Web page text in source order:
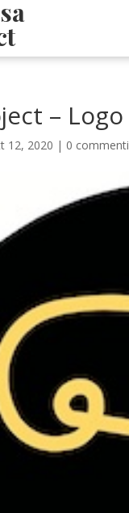
– Logo
12, 2020 | 0 commenti